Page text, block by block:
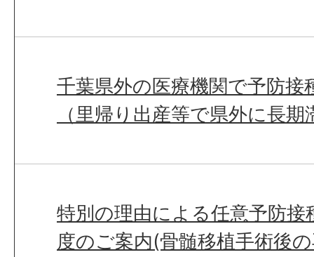
千葉県外の医療機関で予防接
（里帰り出産等で県外に長
特別の理由による任意予防接
度のご案内(骨髄移植手術後